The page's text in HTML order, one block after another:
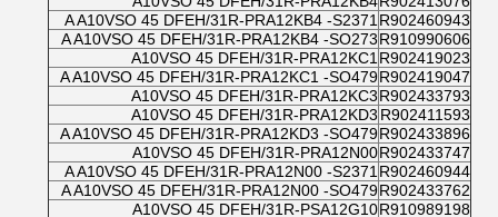
R902460943
A A10VSO 45 DFEH/31R-PRA12KB4 -S2371
R910990606
A A10VSO 45 DFEH/31R-PRA12KB4 -SO273
R902419023
A10VSO 45 DFEH/31R-PRA12KC1
R902419047
A A10VSO 45 DFEH/31R-PRA12KC1 -SO479
R902433793
A10VSO 45 DFEH/31R-PRA12KC3
R902411593
A10VSO 45 DFEH/31R-PRA12KD3
R902433896
A A10VSO 45 DFEH/31R-PRA12KD3 -SO479
R902433747
A10VSO 45 DFEH/31R-PRA12N00
R902460944
A A10VSO 45 DFEH/31R-PRA12N00 -S2371
R902433762
A A10VSO 45 DFEH/31R-PRA12N00 -SO479
R910989198
A10VSO 45 DFEH/31R-PSA12G10